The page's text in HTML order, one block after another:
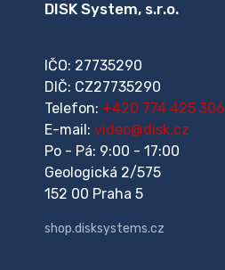
DISK System, s.r.o.
IČO: 27735290
DIČ: CZ27735290
Telefon: +420 774 425 306
E-mail: video@disk.cz
Po - Pá: 9:00 - 17:00
Geologická 2/575
152 00 Praha 5
shop.disksystems.cz